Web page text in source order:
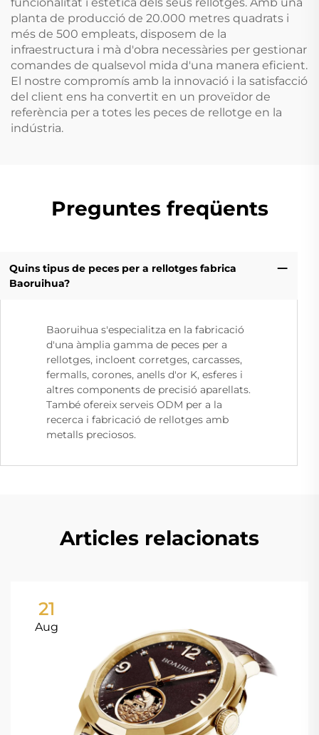
planta de producció de 20.000 metres quadrats i
més de 500 empleats, disposem de la
infraestructura i mà d'obra necessàries per gestionar
comandes de qualsevol mida d'una manera eficient.
El nostre compromís amb la innovació i la satisfacció
del client ens ha convertit en un proveïdor de
referència per a totes les peces de rellotge en la
indústria.
Preguntes freqüents
Quins tipus de peces per a rellotges fabrica
Baoruihua?
Baoruihua s'especialitza en la fabricació
d'una àmplia gamma de peces per a
rellotges, incloent corretges, carcasses,
fermalls, corones, anells d'or K, esferes i
altres components de precisió aparellats.
També ofereix serveis ODM per a la
recerca i fabricació de rellotges amb
metalls preciosos.
Articles relacionats
21
Aug